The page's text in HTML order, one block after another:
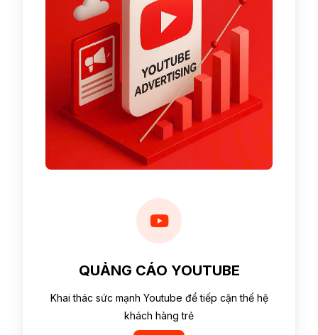
QUẢNG CÁO YOUTUBE
Khai thác sức mạnh Youtube để tiếp cận thế hệ
khách hàng trẻ